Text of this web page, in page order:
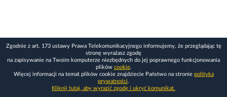
Zgodnie z art. 173 ustawy Prawa Telekomunikacyjnego informujemy, że przeglądając tę
stronę wyrażasz zgodę
na zapisywanie na Twoim komputerze niezbędnych do jej poprawnego funkcjonowania
plików cookie.
Więcej informacji na temat plików cookie znajdziecie Państwo na stronie polityka
prywatności.
Kliknij tutaj, aby wyrazić zgodę i ukryć komunikat.